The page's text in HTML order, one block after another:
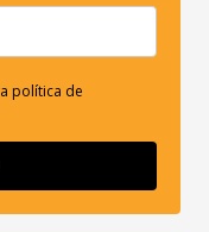
política de